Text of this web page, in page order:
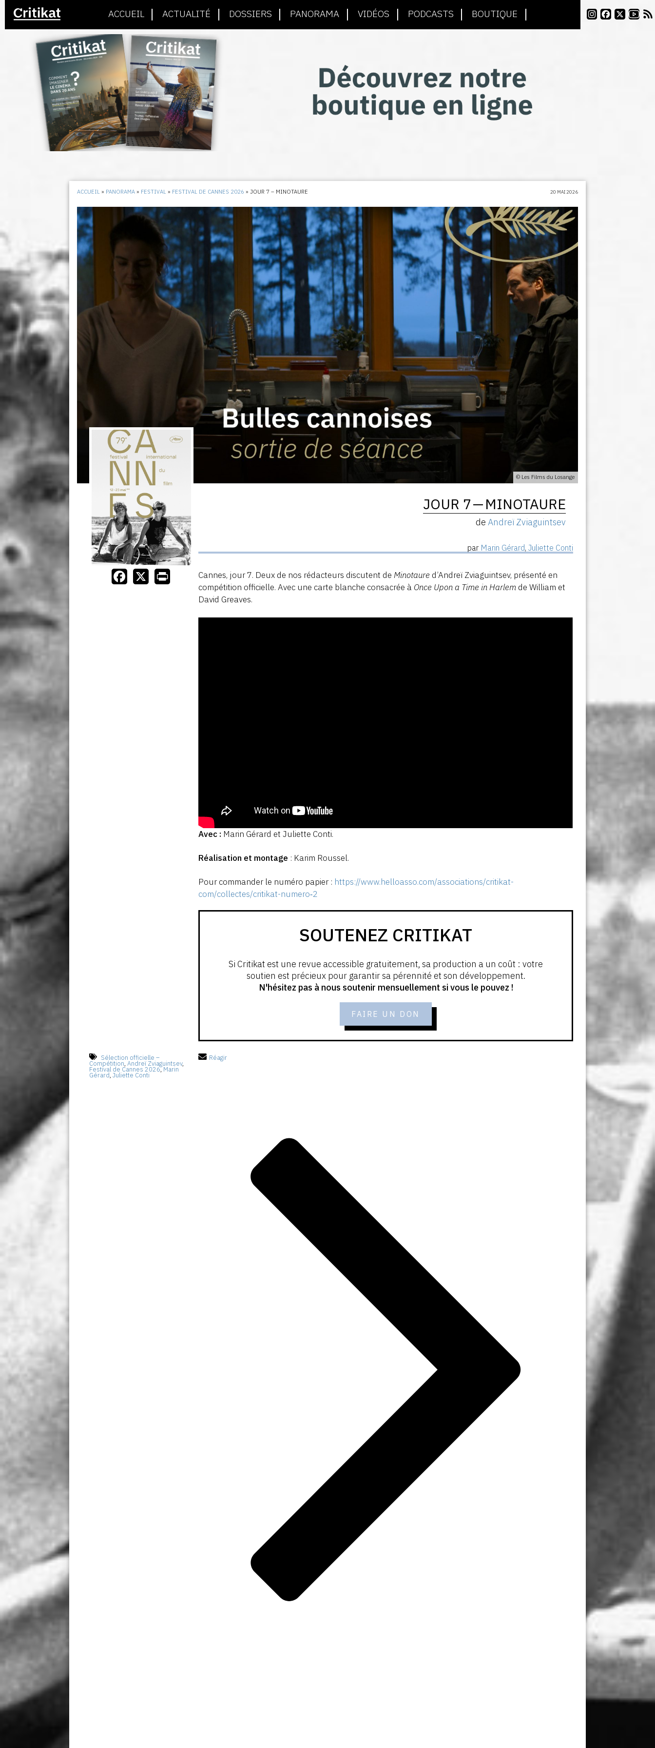
ACCUEIL ACTUALITÉ DOSSIERS PANORAMA VIDÉOS PODCASTS BOUTIQUE
ACCUEIL » PANORAMA » FESTIVAL » FESTIVAL DE CANNES 2026 »JOUR 7 – MINOTAURE 20 MAI 2026
© Les Films du Losange
Sélection officielle –
Compétition,Andreï Zviaguintsev,
Festival de Cannes 2026,Marin
Gérard,Juliette Conti
JOUR 7 — MINOTAURE
de Andreï Zviaguintsev
par Marin Gérard, Juliette Conti
Cannes, jour 7. Deux de nos rédacteurs discutent deMinotaure d’Andreï Zviaguintsev, présenté en
compétition officielle. Avec une carte blanche consacrée à Once Upon a Time in Harlem de William et
David Greaves.
Avec : Marin Gérard et Juliette Conti.
Réalisation et montage : Karim Roussel.
Pour commander le numéro papier : https://www.helloasso.com/associations/critikat-
com/collectes/critikat-numero‑2
SOUTENEZ CRITIKAT
Si Critikat est une revue accessible gratuitement, sa production a un coût : votre
soutien est précieux pour garantir sa pérennité et son développement.
N'hésitez pas à nous soutenir mensuellement si vous le pouvez !
FAIRE UN DON
Réagir